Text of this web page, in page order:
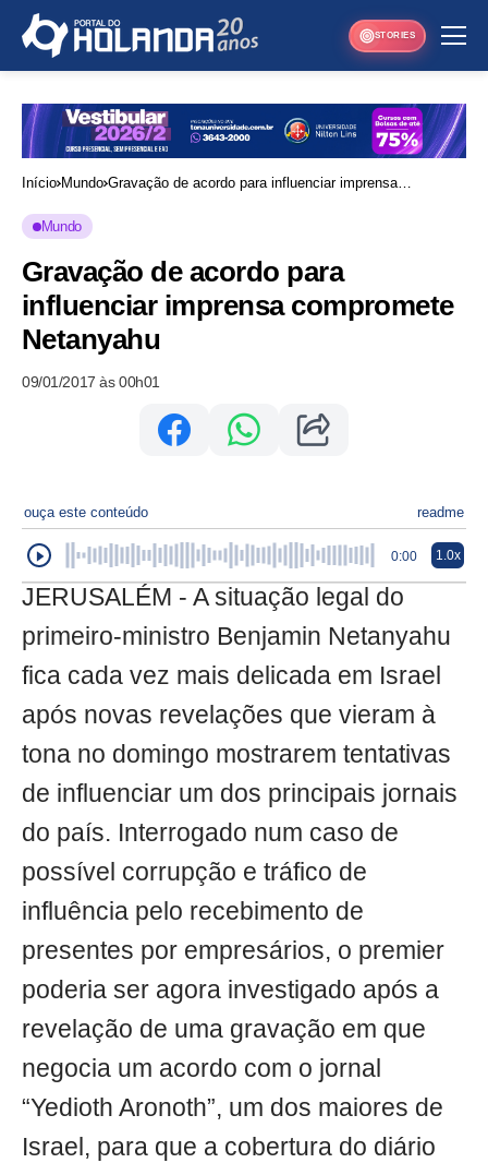
STORIES
Início Mundo Gravação de acordo para influenciar imprensa
Mundo
Gravação de acordo para
influenciar imprensa compromete
Netanyahu
09/01/2017 às 00h01
ouça este conteúdo readme
0:00 1.0x
JERUSALÉM - A situação legal do
primeiro-ministro Benjamin Netanyahu
fica cada vez mais delicada em Israel
após novas revelações que vieram à
tona no domingo mostrarem tentativas
de influenciar um dos principais jornais
do país. Interrogado num caso de
possível corrupção e tráfico de
influência pelo recebimento de
presentes por empresários, o premier
poderia ser agora investigado após a
revelação de uma gravação em que
negocia um acordo com o jornal
“Yedioth Aronoth”, um dos maiores de
Israel, para que a cobertura do diário